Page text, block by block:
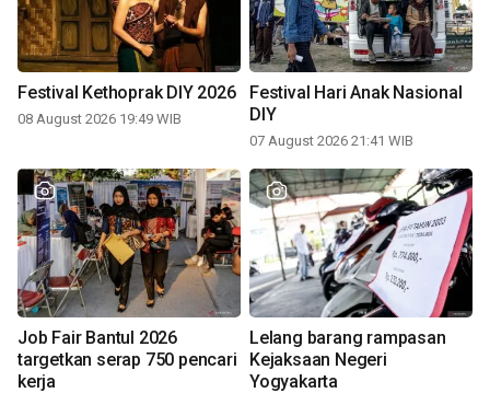
Festival Kethoprak DIY 2026
08 August 2026 19:49 WIB
Festival Hari Anak Nasional
DIY
07 August 2026 21:41 WIB
Job Fair Bantul 2026
targetkan serap 750 pencari
kerja
Lelang barang rampasan
Kejaksaan Negeri
Yogyakarta